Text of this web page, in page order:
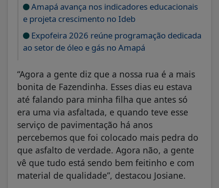
Amapá avança nos indicadores educacionais
e projeta crescimento no Ideb
Expofeira 2026 reúne programação dedicada
ao setor de óleo e gás no Amapá
“Agora a gente diz que a nossa rua é a mais
bonita de Fazendinha. Esses dias eu estava
até falando para minha filha que antes só
era uma via asfaltada, e quando teve esse
serviço de pavimentação há anos
percebemos que foi colocado mais pedra do
que asfalto de verdade. Agora não, a gente
vê que tudo está sendo bem feitinho e com
material de qualidade”, destacou Josiane.